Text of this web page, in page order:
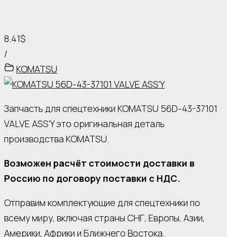
8.41$
/
KOMATSU
Запчасть для спецтехники KOMATSU 56D-43-37101
VALVE ASS’Y это оригинальная деталь
производства KOMATSU.
Возможен расчёт стоимости доставки в
Россию по договору поставки с НДС.
Отправим комплектующие для спецтехники по
всему миру, включая страны СНГ, Европы, Азии,
Америки, Африки и Ближнего Востока.